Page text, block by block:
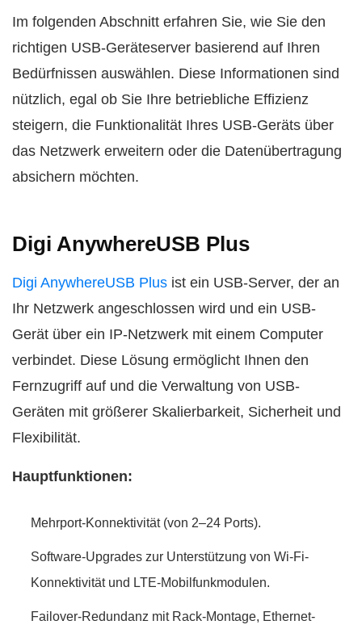
Im folgenden Abschnitt erfahren Sie, wie Sie den
richtigen USB-Geräteserver basierend auf Ihren
Bedürfnissen auswählen. Diese Informationen sind
nützlich, egal ob Sie Ihre betriebliche Effizienz
steigern, die Funktionalität Ihres USB-Geräts über
das Netzwerk erweitern oder die Datenübertragung
absichern möchten.
Digi AnywhereUSB Plus
Digi AnywhereUSB Plus ist ein USB-Server, der an
Ihr Netzwerk angeschlossen wird und ein USB-
Gerät über ein IP-Netzwerk mit einem Computer
verbindet. Diese Lösung ermöglicht Ihnen den
Fernzugriff auf und die Verwaltung von USB-
Geräten mit größerer Skalierbarkeit, Sicherheit und
Flexibilität.
Hauptfunktionen:
Mehrport-Konnektivität (von 2–24 Ports).
Software-Upgrades zur Unterstützung von Wi-Fi-
Konnektivität und LTE-Mobilfunkmodulen.
Failover-Redundanz mit Rack-Montage, Ethernet-